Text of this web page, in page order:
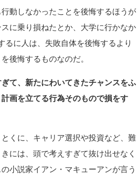
動しなかったことを後悔するほうが
に乗り損ねたとか、大学に行かなか
るに人は、失敗自体を後悔するより
後悔するものなのだ。
て、新たにわいてきたチャンスをふ
画を立てる行為そのもので損をす
くに、キャリア選択や投資など、難
には、頭で考えすぎて抜け出せなく
小説家イアン・マキューアンが言う